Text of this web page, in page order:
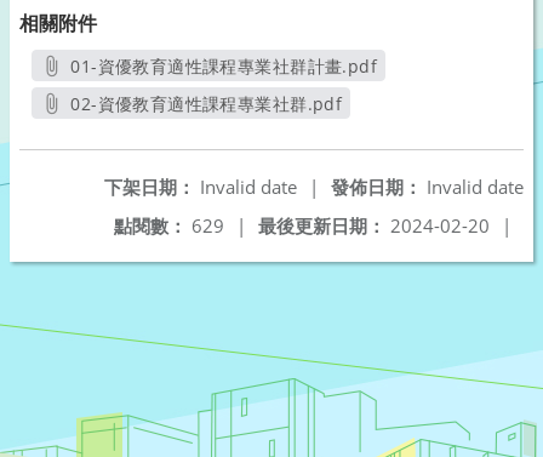
相關附件
01-資優教育適性課程專業社群計畫.pdf
另開新視窗
02-資優教育適性課程專業社群.pdf
發佈日期： Invalid date
下架日期： Invalid date
|
最後更新日期： 2024-02-20 |
點閱數： 629 |